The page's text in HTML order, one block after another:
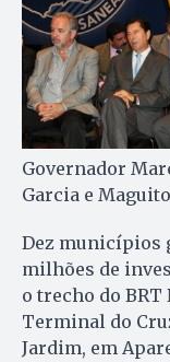
Governador
Garcia e
Dez municípios
milhões de
o trecho do BRT
Terminal do
Jardim, em